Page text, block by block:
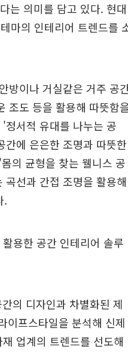
는 의미를 담고 있다. 현대
마의 인테리어 트렌드를
방이나 거실같은 거주 공
조도 등을 활용해 따뜻함
정서적 유대를 나누는 공
에 은은한 조명과 따뜻한
의 균형을 찾는 웰니스 공
선과 간접 조명을 활용해
.
용한 공간 인테리어 솔루
의 디자인과 차별화된 제
이프스타일을 분석해 신제
업계의 트렌드를 선도해